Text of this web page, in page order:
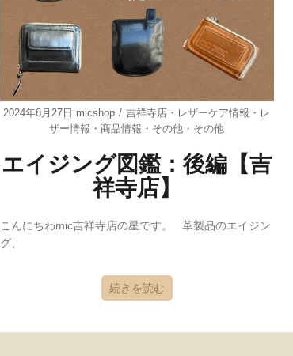
2024年8月27日 micshop 吉祥寺店 ・ レザーケア情報 ・ レ
ザー情報 ・商品情報 ・ その他 ・ その他
エイジング図鑑：後編【吉
祥寺店】
こんにちわmic吉祥寺店の星です。 革製品のエイジン
グ、
続きを読む